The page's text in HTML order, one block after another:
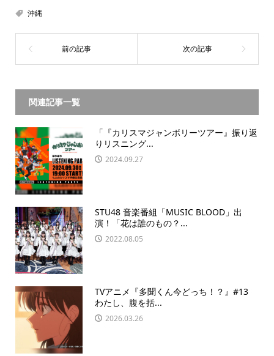
沖縄
関連記事一覧
「『カリスマジャンボリーツアー』振り返
りリスニング...
2024.09.27
STU48 音楽番組「MUSIC BLOOD」出
演！「花は誰のもの？...
2022.08.05
TVアニメ『多聞くん今どっち！？』#13
わたし、腹を括...
2026.03.26